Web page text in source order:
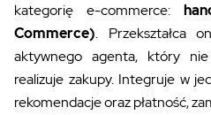
kategorię e-commerce:
Commerce). Przekształca
aktywnego agenta, który
realizuje zakupy. Integruje w
rekomendacje oraz płatność,